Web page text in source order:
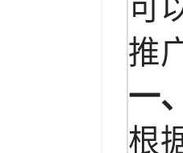
可
推
一
根